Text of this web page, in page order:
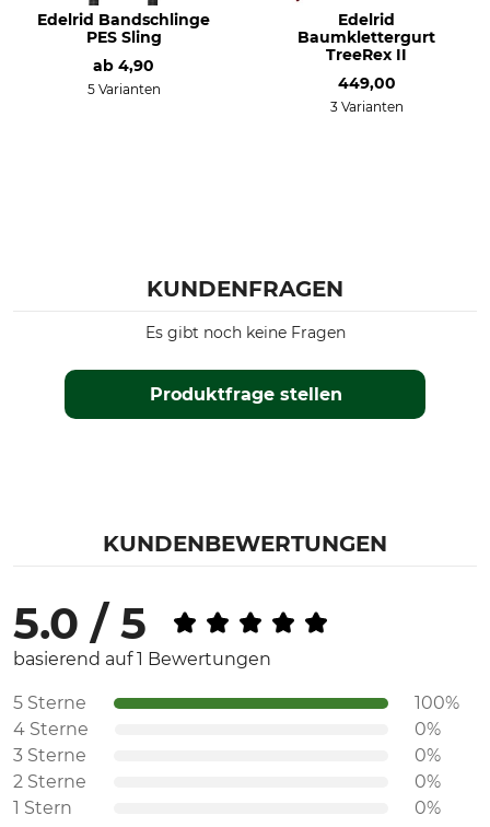
Edelrid Bandschlinge
PES Sling
ab 4,90
5 Varianten
Edelrid
Baumklettergurt
TreeRex II
449,00
3 Varianten
KUNDENFRAGEN
Produktfrage stellen
Es gibt noch keine Fragen
KUNDENBEWERTUNGEN
5.0 / 5
basierend auf 1 Bewertungen
5 Sterne
100%
4 Sterne
0%
3 Sterne
0%
2 Sterne
0%
1 Stern
0%